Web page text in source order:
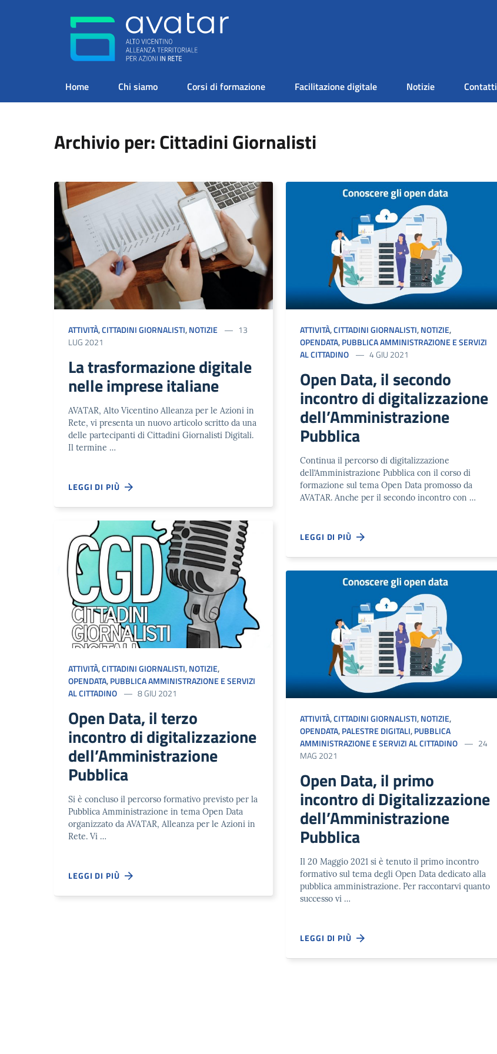
Home Chi siamo Corsi di formazione Facilitazione digitale Notizie Contatti
Archivio per: Cittadini Giornalisti
ATTIVITÀ,CITTADINI GIORNALISTI,NOTIZIE
13
LUG 2021
La trasformazione digitale
nelle imprese italiane
AVATAR, Alto Vicentino Alleanza per le Azioni in
Rete, vi presenta un nuovo articolo scritto da una
delle partecipanti di Cittadini Giornalisti Digitali.
Il termine …
LEGGI DI PIÙ
ATTIVITÀ,CITTADINI GIORNALISTI,NOTIZIE,
OPENDATA,PUBBLICA AMMINISTRAZIONE E SERVIZI
AL CITTADINO
8 GIU 2021
Open Data, il terzo
incontro di digitalizzazione
dell’Amministrazione
Pubblica
Si è concluso il percorso formativo previsto per la
Pubblica Amministrazione in tema Open Data
organizzato da AVATAR, Alleanza per le Azioni in
Rete. Vi …
LEGGI DI PIÙ
ATTIVITÀ,CITTADINI GIORNALISTI,NOTIZIE,
OPENDATA,PUBBLICA AMMINISTRAZIONE E SERVIZI
AL CITTADINO
4 GIU 2021
Open Data, il secondo
incontro di digitalizzazione
dell’Amministrazione
Pubblica
Continua il percorso di digitalizzazione
dell’Amministrazione Pubblica con il corso di
formazione sul tema Open Data promosso da
AVATAR. Anche per il secondo incontro con …
LEGGI DI PIÙ
ATTIVITÀ,CITTADINI GIORNALISTI,NOTIZIE,
OPENDATA,PALESTRE DIGITALI,PUBBLICA
AMMINISTRAZIONE E SERVIZI AL CITTADINO
24
MAG 2021
Open Data, il primo
incontro di Digitalizzazione
dell’Amministrazione
Pubblica
Il 20 Maggio 2021 si è tenuto il primo incontro
formativo sul tema degli Open Data dedicato alla
pubblica amministrazione. Per raccontarvi quanto
successo vi …
LEGGI DI PIÙ